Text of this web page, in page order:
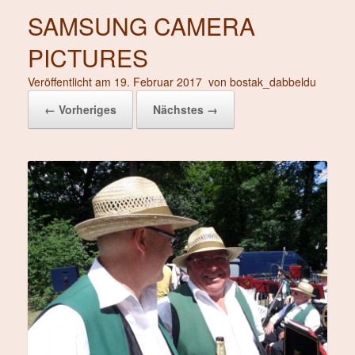
SAMSUNG CAMERA
PICTURES
Veröffentlicht am 19. Februar 2017 von bostak_dabbeldu
← Vorheriges
Nächstes →